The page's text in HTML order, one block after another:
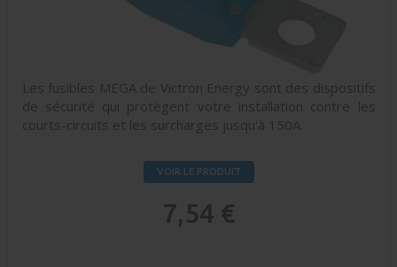
Les fusibles MEGA de Victron Energy sont des dispositifs
de sécurité qui protègent votre installation contre les
courts-circuits et les surcharges jusqu'à 150A.
VOIR LE PRODUIT
7,54 €